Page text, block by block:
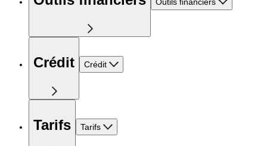
Crédit Crédit
Tarifs Tarifs